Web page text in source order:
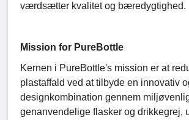
værdsætter kvalitet og bæredygtighed.
Mission for PureBottle
Kernen i PureBottle's mission er at
plastaffald ved at tilbyde en innovativ
designkombination gennem
genanvendelige flasker og drikkegrej,